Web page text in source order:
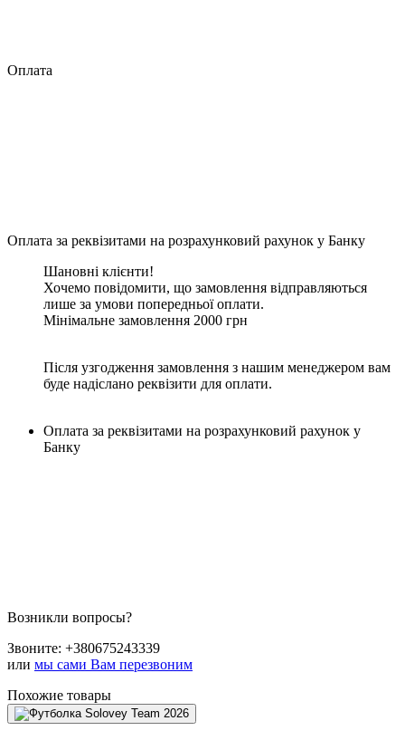
Оплата
Оплата за реквізитами на розрахунковий рахунок у Банку
Шановні клієнти!
Хочемо повідомити, що замовлення відправляються
лише за умови попередньої оплати.
Мінімальне замовлення 2000 грн
Після узгодження замовлення з нашим менеджером вам
буде надіслано реквізити для оплати.
Оплата за реквізитами на розрахунковий рахунок у
Банку
Возникли вопросы?
Звоните: +380675243339
или мы сами Вам перезвоним
Похожие товары